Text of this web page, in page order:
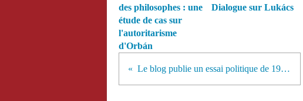
des philosophes : une
étude de cas sur
l'autoritarisme
d'Orbán
Dialogue sur Lukács
Le blog publie un essai politique de 1927 : Une critique de Marx au service du Trotskisme.